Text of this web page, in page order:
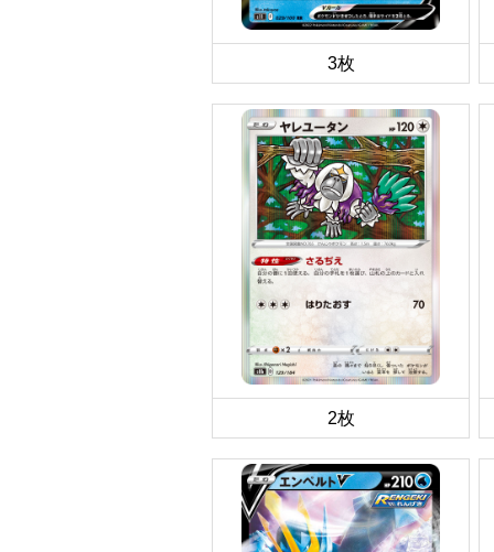
3枚
2枚